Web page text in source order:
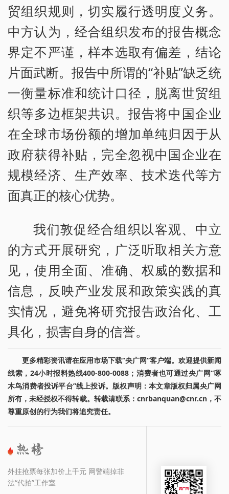
贸组织规则，切实履行透明度义务。
中方认为，经合组织发布的报告概念
界定不严谨，样本选取有偏差，结论
片面武断。报告中所谓的“补贴”缺乏统
一衡量标准和统计口径，脱离世贸组
织等多边框架共识。报告将中国企业
在全球市场份额的增加单纯归因于从
政府获得补贴，完全忽视中国企业在
规模经济、生产效率、技术迭代等方
面真正的核心优势。
我们敦促经合组织以客观、中立
的方式开展研究，广泛听取相关方意
见，使用全面、准确、权威的数据和
信息，反映产业发展和政策实践的真
实情况，避免将研究报告政治化、工
具化，损害自身的信誉。
更多精彩资讯请在应用市场下载“央广网”客户端。欢迎提供新闻
线索，24小时报料热线400-800-0088；消费者也可通过央广网“啄
木鸟消费者投诉平台”线上投诉。版权声明：本文章版权归属央广网
所有，未经授权不得转载。转载请联系：cnrbanquan@cnr.cn，不
尊重原创的行为我们将追究责任。
外挂抢票每张加价上千元 网警端掉非
法“代拍”工作室